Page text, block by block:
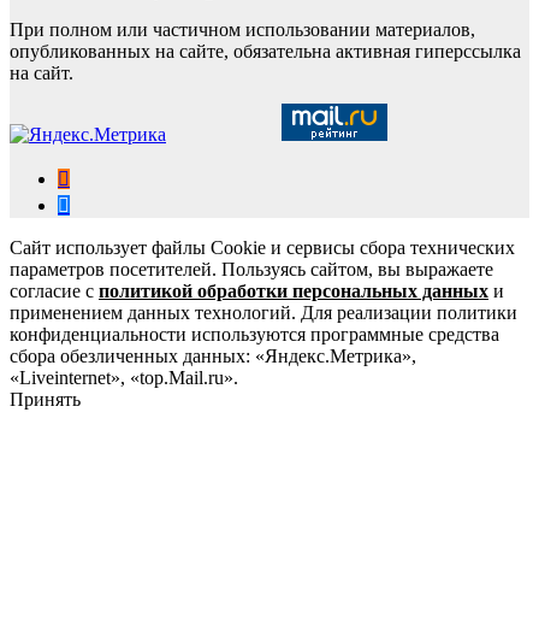
При полном или частичном использовании материалов,
опубликованных на сайте, обязательна активная гиперссылка
на сайт.
Сайт использует файлы Cookie и сервисы сбора технических
параметров посетителей. Пользуясь сайтом, вы выражаете
согласие с политикой обработки персональных данных и
применением данных технологий. Для реализации политики
конфиденциальности используются программные средства
сбора обезличенных данных: «Яндекс.Метрика»,
«Liveinternet», «top.Mail.ru».
Принять